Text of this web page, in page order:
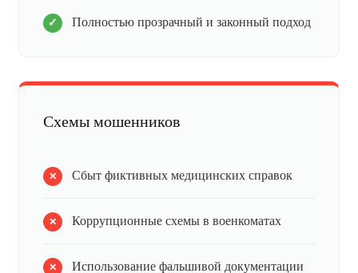
Полностью прозрачный и законный подход
Схемы мошенников
Сбыт фиктивных медицинских справок
Коррупционные схемы в военкоматах
Использование фальшивой документации